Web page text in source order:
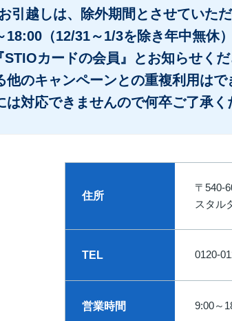
引越しは、除外期間とさせていただ
18:00（12/31～1/3を除き年中無休）
カードの会員』とお知らせくだ
のキャンペーンとの重複利用はで
対応できませんので何卒ご了承く
住所
〒540-
スタル
TEL 0120-
営業時間 9:00～